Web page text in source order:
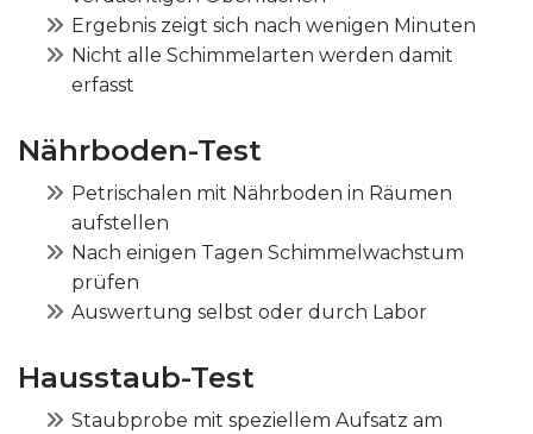
Ergebnis zeigt sich nach wenigen Minuten
Nicht alle Schimmelarten werden damit
erfasst
Nährboden-Test
Petrischalen mit Nährboden in Räumen
aufstellen
Nach einigen Tagen Schimmelwachstum
prüfen
Auswertung selbst oder durch Labor
Hausstaub-Test
Staubprobe mit speziellem Aufsatz am